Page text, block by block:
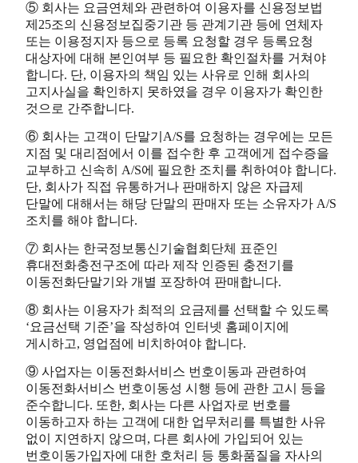
⑤ 회사는 요금연체와 관련하여 이용자를 신용정보법
제25조의 신용정보집중기관 등 관계기관 등에 연체자
또는 이용정지자 등으로 등록 요청할 경우 등록요청
대상자에 대해 본인여부 등 필요한 확인절차를 거쳐야
합니다. 단, 이용자의 책임 있는 사유로 인해 회사의
고지사실을 확인하지 못하였을 경우 이용자가 확인한
것으로 간주합니다.
⑥ 회사는 고객이 단말기A/S를 요청하는 경우에는 모든
지점 및 대리점에서 이를 접수한 후 고객에게 접수증을
교부하고 신속히 A/S에 필요한 조치를 취하여야 합니다.
단, 회사가 직접 유통하거나 판매하지 않은 자급제
단말에 대해서는 해당 단말의 판매자 또는 소유자가 A/S
조치를 해야 합니다.
⑦ 회사는 한국정보통신기술협회단체 표준인
휴대전화충전구조에 따라 제작 인증된 충전기를
이동전화단말기와 개별 포장하여 판매합니다.
⑧ 회사는 이용자가 최적의 요금제를 선택할 수 있도록
‘요금선택 기준’을 작성하여 인터넷 홈페이지에
게시하고, 영업점에 비치하여야 합니다.
⑨ 사업자는 이동전화서비스 번호이동과 관련하여
이동전화서비스 번호이동성 시행 등에 관한 고시 등을
준수합니다. 또한, 회사는 다른 사업자로 번호를
이동하고자 하는 고객에 대한 업무처리를 특별한 사유
없이 지연하지 않으며, 다른 회사에 가입되어 있는
번호이동가입자에 대한 호처리 등 통화품질을 자사의